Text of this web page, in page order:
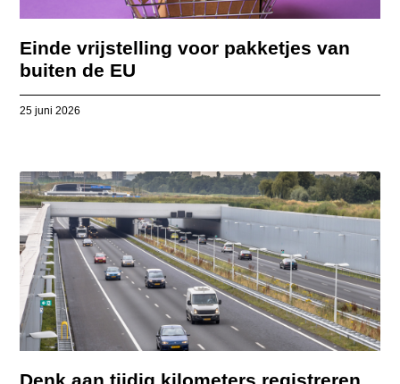
Einde vrijstelling voor pakketjes van
buiten de EU
25 juni 2026